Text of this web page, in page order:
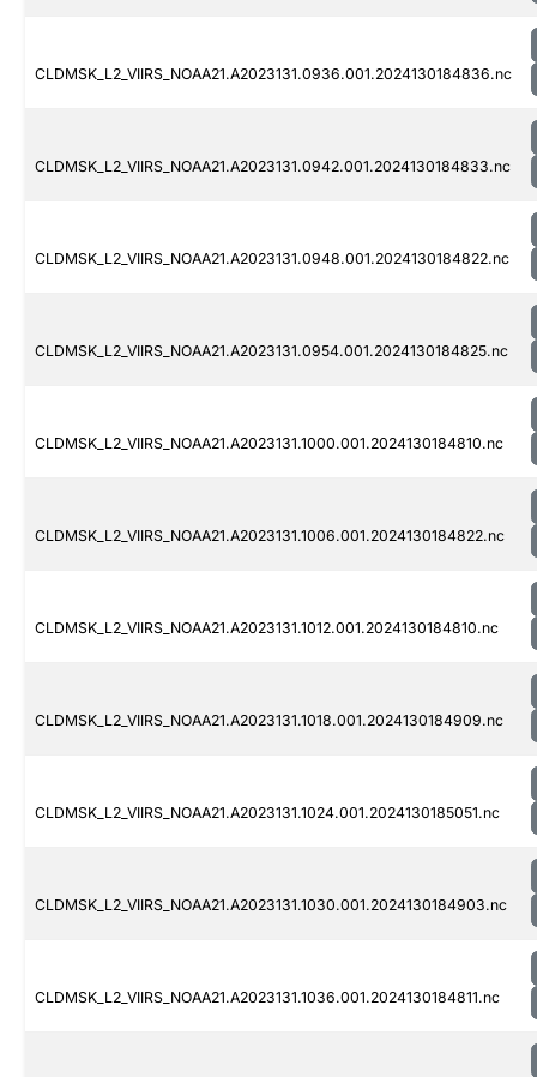
CLDMSK_L2_VIIRS_NOAA21.A2023131.0936.001.2024130184836.nc
CLDMSK_L2_VIIRS_NOAA21.A2023131.0942.001.2024130184833.nc
CLDMSK_L2_VIIRS_NOAA21.A2023131.0948.001.2024130184822.nc
CLDMSK_L2_VIIRS_NOAA21.A2023131.0954.001.2024130184825.nc
CLDMSK_L2_VIIRS_NOAA21.A2023131.1000.001.2024130184810.nc
CLDMSK_L2_VIIRS_NOAA21.A2023131.1006.001.2024130184822.nc
CLDMSK_L2_VIIRS_NOAA21.A2023131.1012.001.2024130184810.nc
CLDMSK_L2_VIIRS_NOAA21.A2023131.1018.001.2024130184909.nc
CLDMSK_L2_VIIRS_NOAA21.A2023131.1024.001.2024130185051.nc
CLDMSK_L2_VIIRS_NOAA21.A2023131.1030.001.2024130184903.nc
CLDMSK_L2_VIIRS_NOAA21.A2023131.1036.001.2024130184811.nc